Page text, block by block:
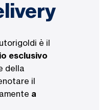
è il
esclusivo
della
il
a